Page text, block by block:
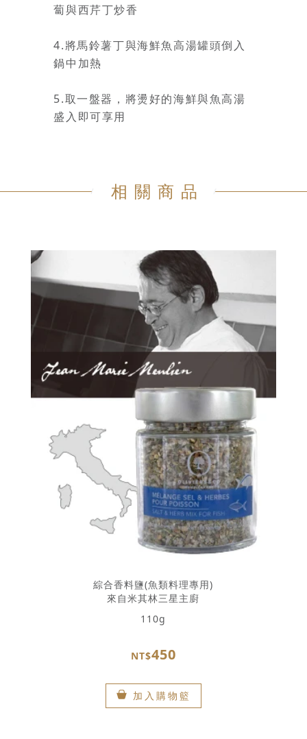
蔔與西芹丁炒香
4.將馬鈴薯丁與海鮮魚高湯罐頭倒入
鍋中加熱
5.取一盤器，將燙好的海鮮與魚高湯
盛入即可享用
相關商品
綜合香料鹽(魚類料理專用)
來自米其林三星主廚
110g
NT$450
加入購物籃